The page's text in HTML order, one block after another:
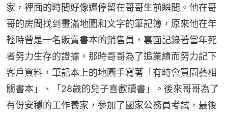
家，裡面的時間好像還停留在哥哥生前瞬間。他在哥
哥的房間找到畫滿地圖和文字的筆記簿，原來他在年
輕時曾是一名販賣書本的銷售員，裏面記錄著當年死
者努力生存的證據。那時哥哥為了追業績而努力記下
客戶資料，筆記本上的地圖手寫著「有時會買園藝相
關書本」、「28歲的兒子喜歡讀書」。後來哥哥為了
有份安穩的工作養家，參加了國家公務員考試，最後